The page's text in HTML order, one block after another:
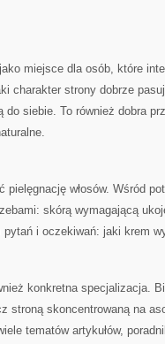
miejsce dla osób, które
charakter strony dobrze
do siebie. To również dobra
włosów. Wśród
skórą wymagającą
i oczekiwań: jaki krem
konkretna specjalizacja.
stroną skoncentrowaną na
tematów artykułów,